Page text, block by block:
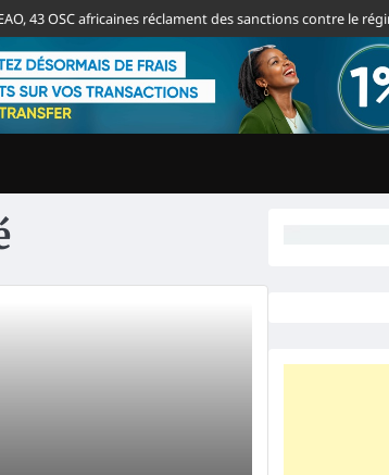
43 OSC africaines réclament des sanctions contre le